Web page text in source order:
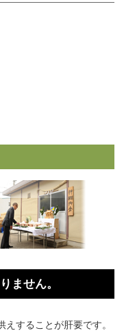
ません。
することが肝要です。